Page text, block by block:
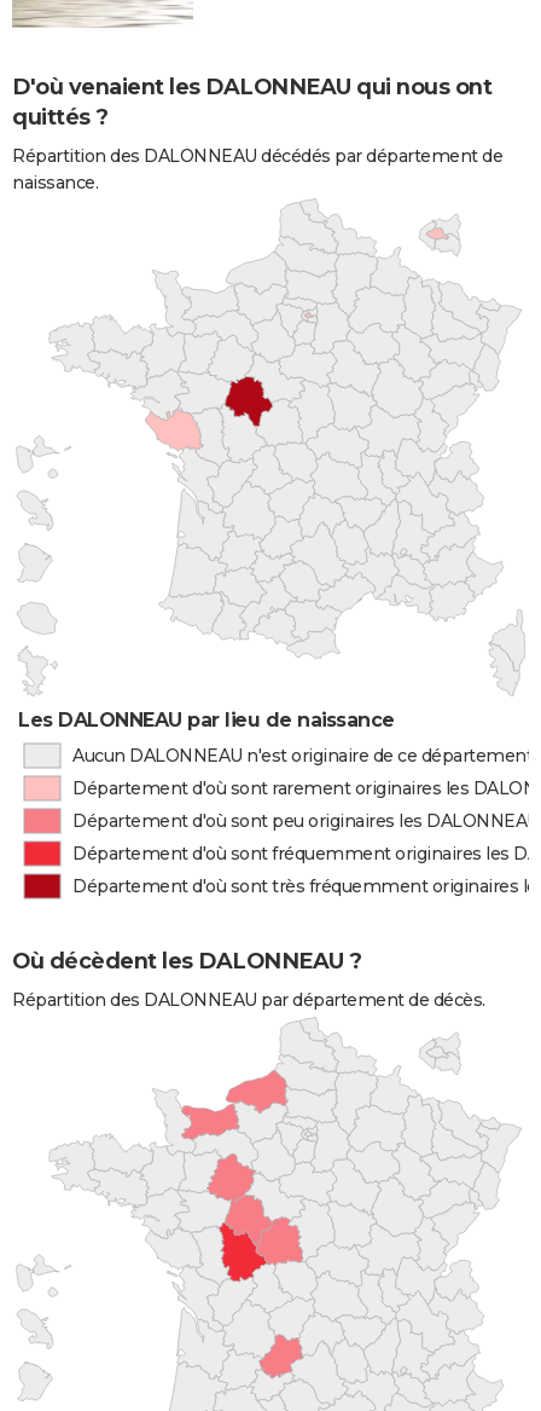
D'où venaient les DALONNEAU qui nous ont
quittés ?
Répartition des DALONNEAU décédés par département de
naissance.
Les DALONNEAU par lieu de naissance
Aucun DALONNEAU n'est originaire de ce département
Département d'où sont rarement originaires les
Département d'où sont peu originaires les DALONNEAU
Département d'où sont fréquemment originaires les
Département d'où sont très fréquemment originaires
Où décèdent les DALONNEAU ?
Répartition des DALONNEAU par département de décès.